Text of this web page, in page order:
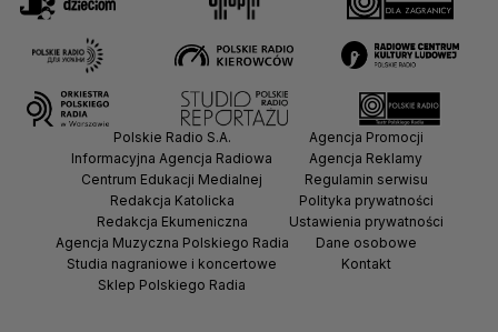
Polskie Radio S.A.
Informacyjna Agencja Radiowa
Centrum Edukacji Medialnej
Redakcja Katolicka
Redakcja Ekumeniczna
Agencja Muzyczna Polskiego Radia
Studia nagraniowe i koncertowe
Sklep Polskiego Radia
Agencja Promocji
Agencja Reklamy
Regulamin serwisu
Polityka prywatności
Ustawienia prywatności
Dane osobowe
Kontakt